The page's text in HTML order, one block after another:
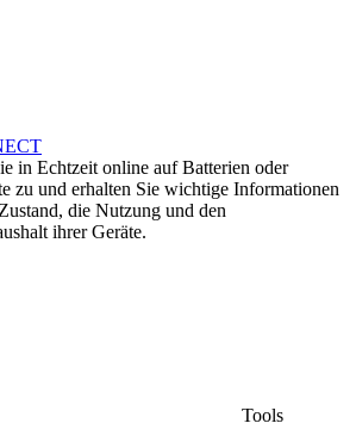
in Echtzeit online auf Batterien oder
zu und erhalten Sie wichtige Informationen
die Nutzung und den
ihrer Geräte.
Tools